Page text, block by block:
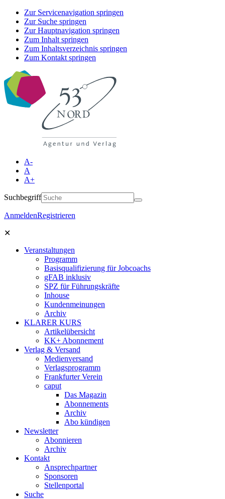
Zur Servicenavigation springen
Zur Suche springen
Zur Hauptnavigation springen
Zum Inhalt springen
Zum Inhaltsverzeichnis springen
Zum Kontakt springen
A-
A
A+
Suchbegriff
AnmeldenRegistrieren
✕
Veranstaltungen
Programm
Basisqualifizierung für Jobcoachs
gFAB inklusiv
SPZ für Führungskräfte
Inhouse
Kundenmeinungen
Archiv
KLARER KURS
Artikelübersicht
KK+ Abonnement
Verlag & Versand
Medienversand
Verlagsprogramm
Frankfurter Verein
caput
Das Magazin
Abonnements
Archiv
Abo kündigen
Newsletter
Abonnieren
Archiv
Kontakt
Ansprechpartner
Sponsoren
Stellenportal
Suche